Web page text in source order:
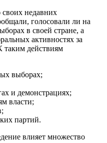
своих недавних
голосовали ли на
в своей стране, а
активностях за
таким действиям
выборах;
и демонстрациях;
власти;
партий.
влияет множество